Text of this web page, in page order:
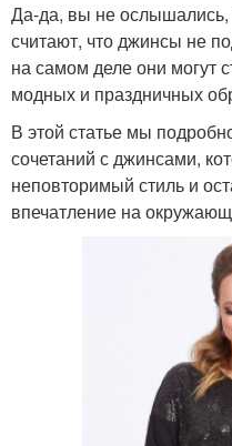
Да-да, вы не
считают, что джинсы не
на самом деле они могут
модных и праздничных
В этой статье мы
сочетаний с джинсами,
неповторимый стиль и
впечатление на